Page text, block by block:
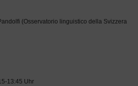
(Osservatorio linguistico della Svizzera
13:45 Uhr